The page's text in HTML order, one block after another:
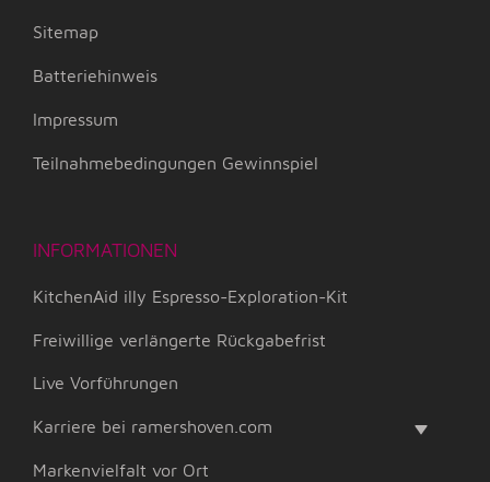
Sitemap
Batteriehinweis
Impressum
Teilnahmebedingungen Gewinnspiel
INFORMATIONEN
KitchenAid illy Espresso-Exploration-Kit
Freiwillige verlängerte Rückgabefrist
Live Vorführungen
Karriere bei ramershoven.com
Markenvielfalt vor Ort